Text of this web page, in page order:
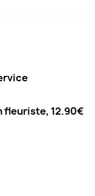
fleuriste, 12.90€